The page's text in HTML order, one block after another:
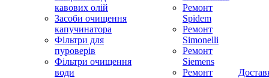
кавових олій
Засоби очищення
капучинатора
Фільтри для
пуроверів
Фільтри очищення
води
Ремонт
Spidem
Ремонт
Simonelli
Ремонт
Siemens
Ремонт